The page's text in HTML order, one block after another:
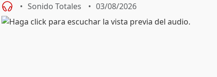
Sonido Totales 03/08/2026